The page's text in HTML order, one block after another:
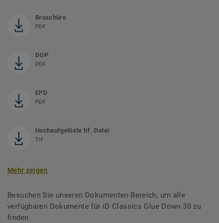
Broschüre
PDF
DOP
PDF
EPD
PDF
Hochaufgelöste tif. Datei
TIF
Mehr zeigen
Besuchen Sie unseren Dokumenten-Bereich, um alle
verfügbaren Dokumente für iD Classics Glue Down 30 zu
finden